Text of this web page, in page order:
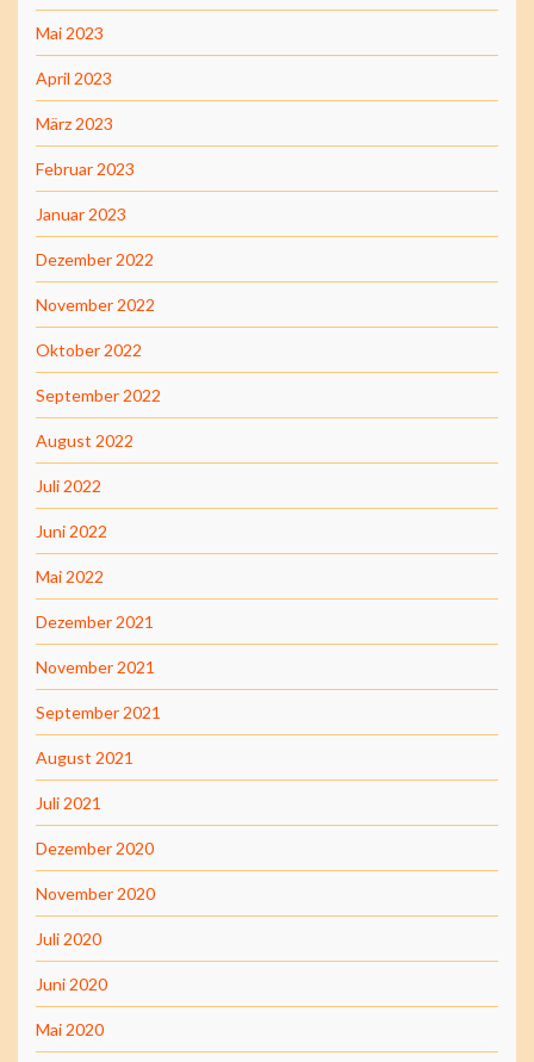
Mai 2023
April 2023
März 2023
Februar 2023
Januar 2023
Dezember 2022
November 2022
Oktober 2022
September 2022
August 2022
Juli 2022
Juni 2022
Mai 2022
Dezember 2021
November 2021
September 2021
August 2021
Juli 2021
Dezember 2020
November 2020
Juli 2020
Juni 2020
Mai 2020